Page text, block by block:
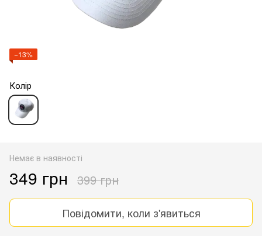
−13%
Колір
Немає в наявності
349 грн 399 грн
Повідомити, коли з'явиться